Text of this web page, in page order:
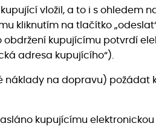
vložil, a to i s ohledem
kliknutím na tlačítko
kupujícímu potvrdí
adresa kupujícího“).
náklady na dopravu) požádat
kupujícímu elektronickou